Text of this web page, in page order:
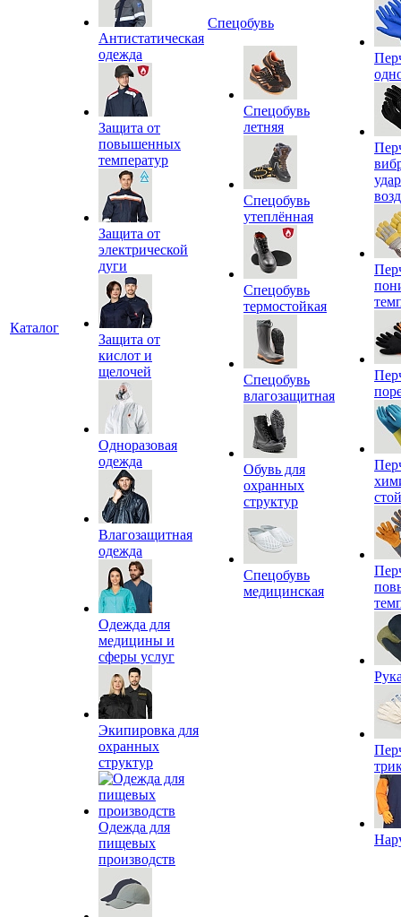
Каталог
Антистатическая
одежда
Защита от
повышенных
температур
Защита от
электрической
дуги
Защита от
кислот и
щелочей
Одноразовая
одежда
Влагозащитная
одежда
Одежда для
медицины и
сферы услуг
Экипировка для
охранных
структур
Одежда для
пищевых
производств
Спецобувь
Спецобувь
летняя
Спецобувь
утеплённая
Спецобувь
термостойкая
Спецобувь
влагозащитная
Обувь для
охранных
структур
Спецобувь
медицинская